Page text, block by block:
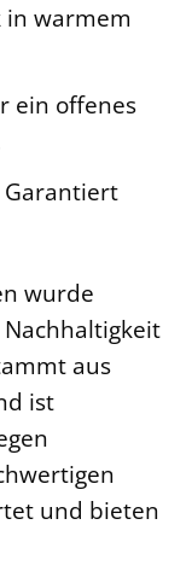
in warmem
ein offenes
Garantiert
wurde
aus
ist
und bieten